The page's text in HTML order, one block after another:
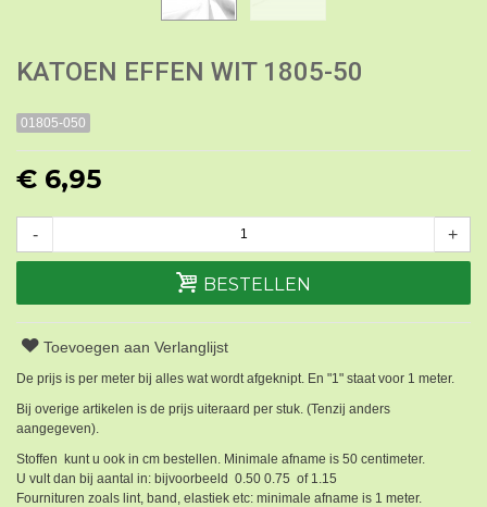
KATOEN EFFEN WIT 1805-50
01805-050
€ 6,95
- +
BESTELLEN
Toevoegen aan Verlanglijst
De prijs is per meter bij alles wat wordt afgeknipt. En "1" staat voor 1 meter.
Bij overige artikelen is de prijs uiteraard per stuk. (Tenzij anders
aangegeven).
Stoffen kunt u ook in cm bestellen. Minimale afname is 50 centimeter.
U vult dan bij aantal in: bijvoorbeeld 0.50 0.75 of 1.15
Fournituren zoals lint, band, elastiek etc: minimale afname is 1 meter.